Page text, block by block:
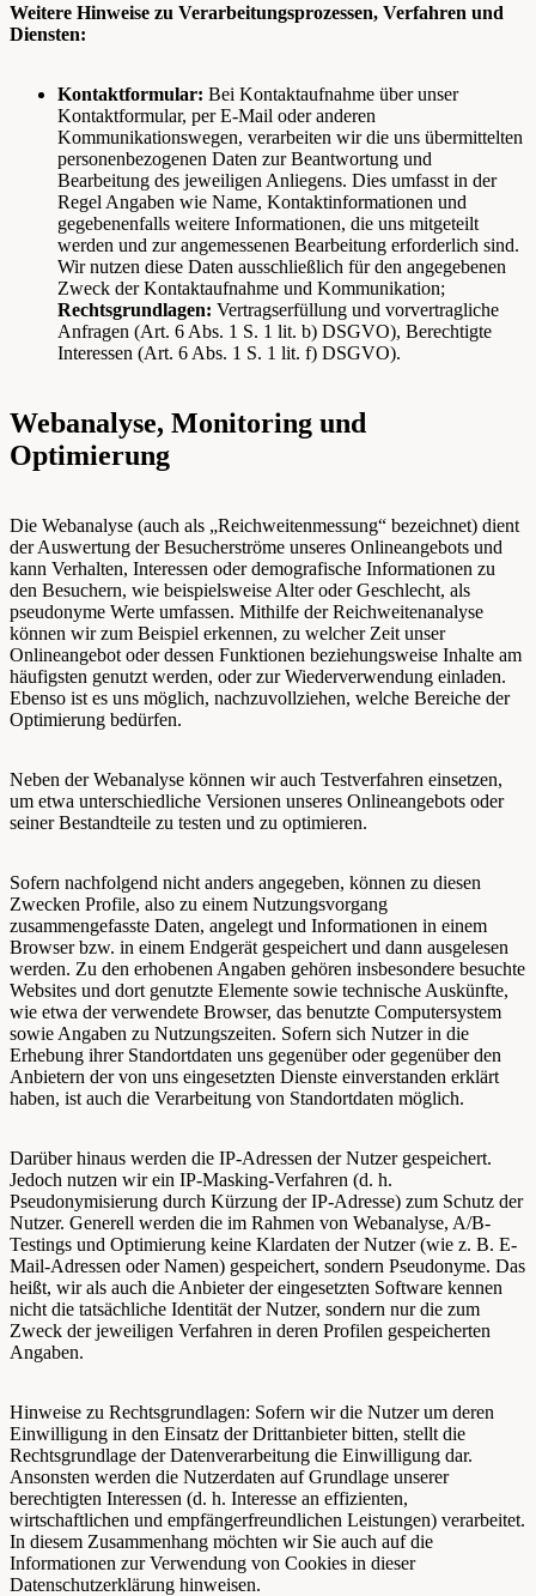
Weitere Hinweise zu Verarbeitungsprozessen, Verfahren und
Diensten:
Kontaktformular: Bei Kontaktaufnahme über unser
Kontaktformular, per E-Mail oder anderen
Kommunikationswegen, verarbeiten wir die uns übermittelten
personenbezogenen Daten zur Beantwortung und
Bearbeitung des jeweiligen Anliegens. Dies umfasst in der
Regel Angaben wie Name, Kontaktinformationen und
gegebenenfalls weitere Informationen, die uns mitgeteilt
werden und zur angemessenen Bearbeitung erforderlich sind.
Wir nutzen diese Daten ausschließlich für den angegebenen
Zweck der Kontaktaufnahme und Kommunikation;
Rechtsgrundlagen: Vertragserfüllung und vorvertragliche
Anfragen (Art. 6 Abs. 1 S. 1 lit. b) DSGVO), Berechtigte
Interessen (Art. 6 Abs. 1 S. 1 lit. f) DSGVO).
Webanalyse, Monitoring und
Optimierung
Die Webanalyse (auch als „Reichweitenmessung“ bezeichnet) dient
der Auswertung der Besucherströme unseres Onlineangebots und
kann Verhalten, Interessen oder demografische Informationen zu
den Besuchern, wie beispielsweise Alter oder Geschlecht, als
pseudonyme Werte umfassen. Mithilfe der Reichweitenanalyse
können wir zum Beispiel erkennen, zu welcher Zeit unser
Onlineangebot oder dessen Funktionen beziehungsweise Inhalte am
häufigsten genutzt werden, oder zur Wiederverwendung einladen.
Ebenso ist es uns möglich, nachzuvollziehen, welche Bereiche der
Optimierung bedürfen.
Neben der Webanalyse können wir auch Testverfahren einsetzen,
um etwa unterschiedliche Versionen unseres Onlineangebots oder
seiner Bestandteile zu testen und zu optimieren.
Sofern nachfolgend nicht anders angegeben, können zu diesen
Zwecken Profile, also zu einem Nutzungsvorgang
zusammengefasste Daten, angelegt und Informationen in einem
Browser bzw. in einem Endgerät gespeichert und dann ausgelesen
werden. Zu den erhobenen Angaben gehören insbesondere besuchte
Websites und dort genutzte Elemente sowie technische Auskünfte,
wie etwa der verwendete Browser, das benutzte Computersystem
sowie Angaben zu Nutzungszeiten. Sofern sich Nutzer in die
Erhebung ihrer Standortdaten uns gegenüber oder gegenüber den
Anbietern der von uns eingesetzten Dienste einverstanden erklärt
haben, ist auch die Verarbeitung von Standortdaten möglich.
Darüber hinaus werden die IP-Adressen der Nutzer gespeichert.
Jedoch nutzen wir ein IP-Masking-Verfahren (d. h.
Pseudonymisierung durch Kürzung der IP-Adresse) zum Schutz der
Nutzer. Generell werden die im Rahmen von Webanalyse, A/B-
Testings und Optimierung keine Klardaten der Nutzer (wie z. B. E-
Mail-Adressen oder Namen) gespeichert, sondern Pseudonyme. Das
heißt, wir als auch die Anbieter der eingesetzten Software kennen
nicht die tatsächliche Identität der Nutzer, sondern nur die zum
Zweck der jeweiligen Verfahren in deren Profilen gespeicherten
Angaben.
Hinweise zu Rechtsgrundlagen: Sofern wir die Nutzer um deren
Einwilligung in den Einsatz der Drittanbieter bitten, stellt die
Rechtsgrundlage der Datenverarbeitung die Einwilligung dar.
Ansonsten werden die Nutzerdaten auf Grundlage unserer
berechtigten Interessen (d. h. Interesse an effizienten,
wirtschaftlichen und empfängerfreundlichen Leistungen) verarbeitet.
In diesem Zusammenhang möchten wir Sie auch auf die
Informationen zur Verwendung von Cookies in dieser
Datenschutzerklärung hinweisen.